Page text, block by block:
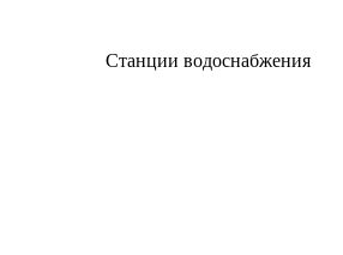
Станции водоснабжения